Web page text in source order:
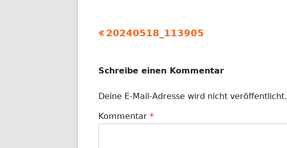
Beitragsnavigation
Vorheriger
20240518_113905
Schreibe einen Kommentar
Deine E-Mail-Adresse wird nicht veröffentlicht.
Kommentar *